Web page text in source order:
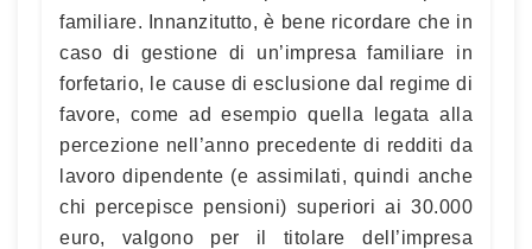
familiare. Innanzitutto, è bene ricordare che in
caso di gestione di un’impresa familiare in
forfetario, le cause di esclusione dal regime di
favore, come ad esempio quella legata alla
percezione nell’anno precedente di redditi da
lavoro dipendente (e assimilati, quindi anche
chi percepisce pensioni) superiori ai 30.000
euro, valgono per il titolare dell’impresa